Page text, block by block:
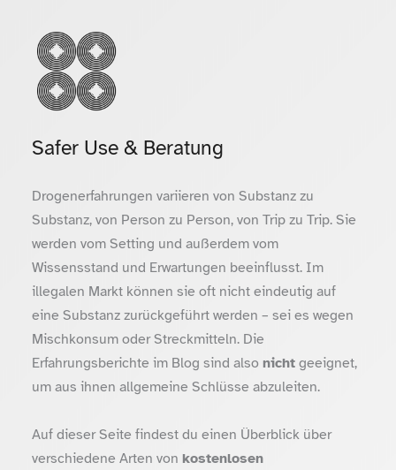
Safer Use & Beratung
Drogenerfahrungen variieren von Substanz zu
Substanz, von Person zu Person, von Trip zu Trip. Sie
werden vom Setting und außerdem vom
Wissensstand und Erwartungen beeinflusst. Im
illegalen Markt können sie oft nicht eindeutig auf
eine Substanz zurückgeführt werden – sei es wegen
Mischkonsum oder Streckmitteln. Die
Erfahrungsberichte im Blog sind also nichtgeeignet,
um aus ihnen allgemeine Schlüsse abzuleiten.
Auf dieser Seite findest du einen Überblick über
verschiedene Arten von kostenlosen